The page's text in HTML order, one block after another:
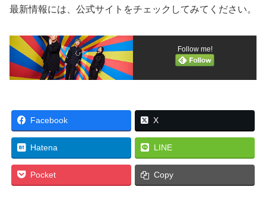
最新情報には、公式サイトをチェックしてみてください。
Follow me!
Facebook X
Hatena LINE
Pocket Copy